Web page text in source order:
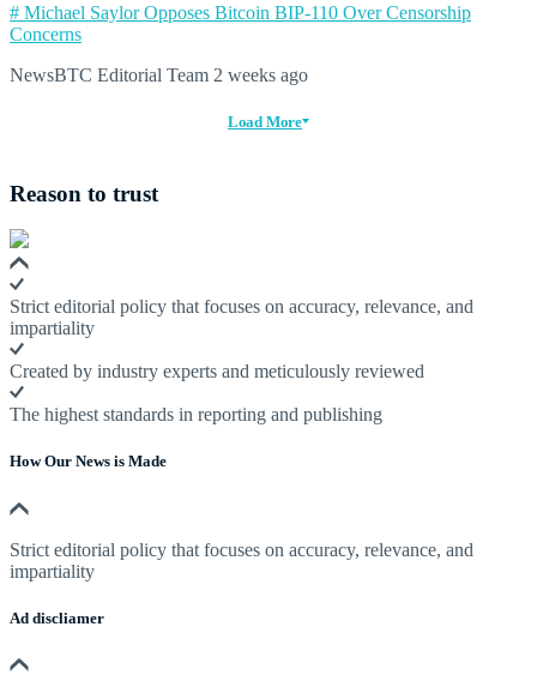
# Michael Saylor Opposes Bitcoin BIP-110 Over Censorship
Concerns
NewsBTC Editorial Team 2 weeks ago
Load More
Reason to trust
Strict editorial policy that focuses on accuracy, relevance, and
impartiality
Created by industry experts and meticulously reviewed
The highest standards in reporting and publishing
How Our News is Made
Strict editorial policy that focuses on accuracy, relevance, and
impartiality
Ad discliamer